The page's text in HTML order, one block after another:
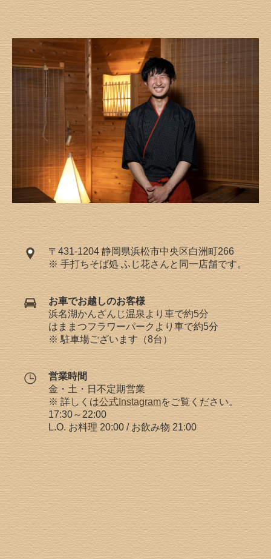
〒431-1204 静岡県浜松市中央区白洲町266
※ 手打ちそば処 ふじ花さんと同一店舗です。
お車でお越しのお客様
浜名湖かんざんじ温泉より車で約5分
はままつフラワーパークより車で約5分
※ 駐車場ございます（8台）
営業時間
金・土・日不定期営業
※ 詳しくは公式Instagramをご覧ください。
17:30～22:00
L.O. お料理 20:00 / お飲み物 21:00